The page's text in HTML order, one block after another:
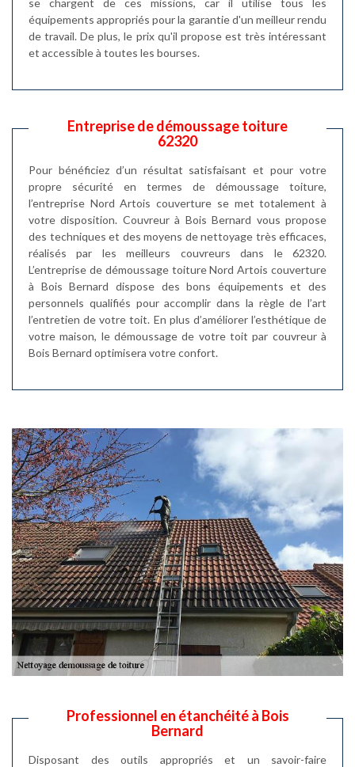
équipements appropriés pour la garantie d'un meilleur rendu
de travail. De plus, le prix qu'il propose est très intéressant
et accessible à toutes les bourses.
Entreprise de démoussage toiture
62320
Pour bénéficiez d’un résultat satisfaisant et pour votre
propre sécurité en termes de démoussage toiture,
l’entreprise Nord Artois couverture se met totalement à
votre disposition. Couvreur à Bois Bernard vous propose
des techniques et des moyens de nettoyage très efficaces,
réalisés par les meilleurs couvreurs dans le 62320.
L’entreprise de démoussage toiture Nord Artois couverture
à Bois Bernard dispose des bons équipements et des
personnels qualifiés pour accomplir dans la règle de l’art
l’entretien de votre toit. En plus d’améliorer l’esthétique de
votre maison, le démoussage de votre toit par couvreur à
Bois Bernard optimisera votre confort.
Professionnel en étanchéité à Bois
Bernard
Disposant des outils appropriés et un savoir-faire